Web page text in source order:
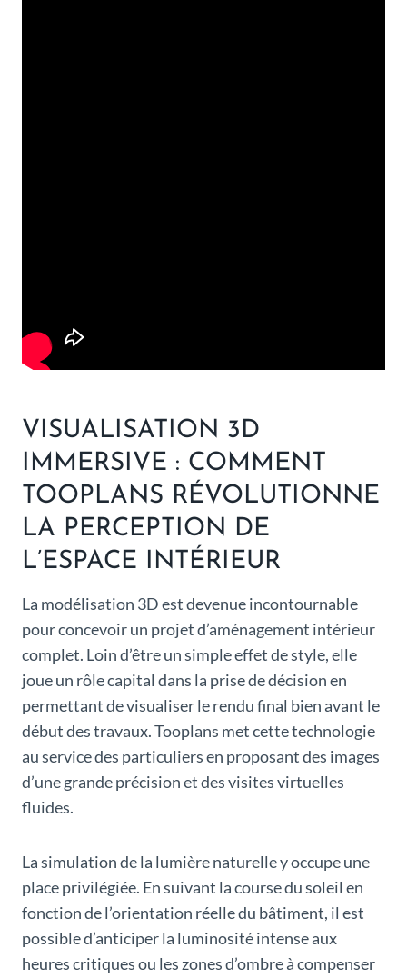
VISUALISATION 3D
IMMERSIVE : COMMENT
TOOPLANS RÉVOLUTIONNE
LA PERCEPTION DE
L’ESPACE INTÉRIEUR
La modélisation 3D est devenue incontournable
pour concevoir un projet d’aménagement intérieur
complet. Loin d’être un simple effet de style, elle
joue un rôle capital dans la prise de décision en
permettant de visualiser le rendu final bien avant le
début des travaux. Tooplans met cette technologie
au service des particuliers en proposant des images
d’une grande précision et des visites virtuelles
fluides.
La simulation de la lumière naturelle y occupe une
place privilégiée. En suivant la course du soleil en
fonction de l’orientation réelle du bâtiment, il est
possible d’anticiper la luminosité intense aux
heures critiques ou les zones d’ombre à compenser